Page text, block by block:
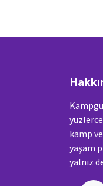
kamp
yaşam
yalnız